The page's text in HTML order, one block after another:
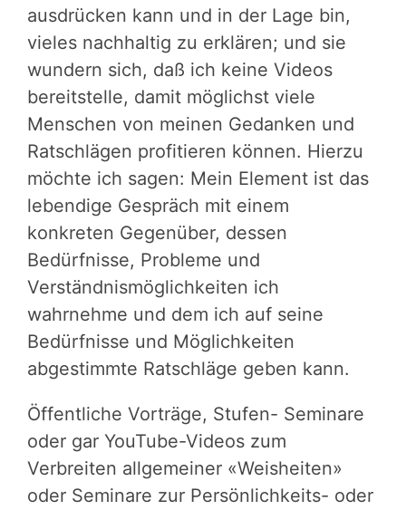
ausdrücken kann und in der Lage bin,
vieles nachhaltig zu erklären; und sie
wundern sich, daß ich keine Videos
bereitstelle, damit möglichst viele
Menschen von meinen Gedanken und
Ratschlägen profitieren können. Hierzu
möchte ich sagen: Mein Element ist das
lebendige Gespräch mit einem
konkreten Gegenüber, dessen
Bedürfnisse, Probleme und
Verständnismöglichkeiten ich
wahrnehme und dem ich auf seine
Bedürfnisse und Möglichkeiten
abgestimmte Ratschläge geben kann.
Öffentliche Vorträge, Stufen- Seminare
oder gar YouTube-Videos zum
Verbreiten allgemeiner «Weisheiten»
oder Seminare zur Persönlichkeits- oder